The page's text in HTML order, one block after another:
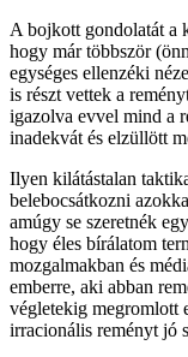
A bojkott gondolatát a
hogy már többször
egységes ellenzéki
is részt vettek a
igazolva evvel mind a
inadekvát és elzüllött
Ilyen kilátástalan
belebocsátkozni
amúgy se szeretnék
hogy éles bírálatom
mozgalmakban és
emberre, aki abban
végletekig megromlott
irracionális reményt jó